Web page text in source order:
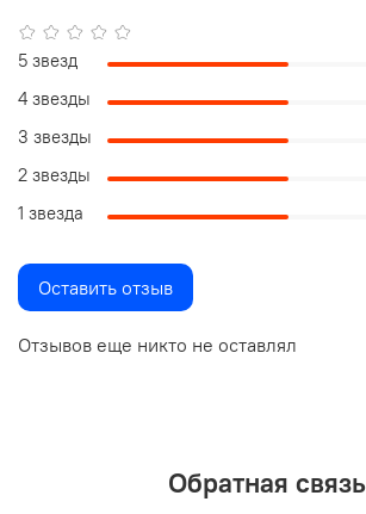
Отзывов еще никто не оставлял
5 звезд
4 звезды
3 звезды
2 звезды
1 звезда
Оставить отзыв
Обратная связь